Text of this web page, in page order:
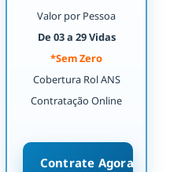
Valor por Pessoa
De 03 a 29 Vidas
*Sem Zero
Cobertura Rol ANS
Contratação Online
Contrate Agora